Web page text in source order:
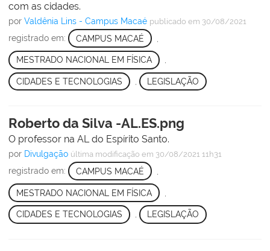
com as cidades.
por Valdênia Lins - Campus Macaé publicado em 30/08/2021
registrado em: CAMPUS MACAÉ
MESTRADO NACIONAL EM FÍSICA ,
CIDADES E TECNOLOGIAS LEGISLAÇÃO
Roberto da Silva -AL.ES.png
O professor na AL do Espírito Santo.
por Divulgação última modificação em 30/08/2021 11h31
registrado em: CAMPUS MACAÉ
MESTRADO NACIONAL EM FÍSICA
CIDADES E TECNOLOGIAS , LEGISLAÇÃO